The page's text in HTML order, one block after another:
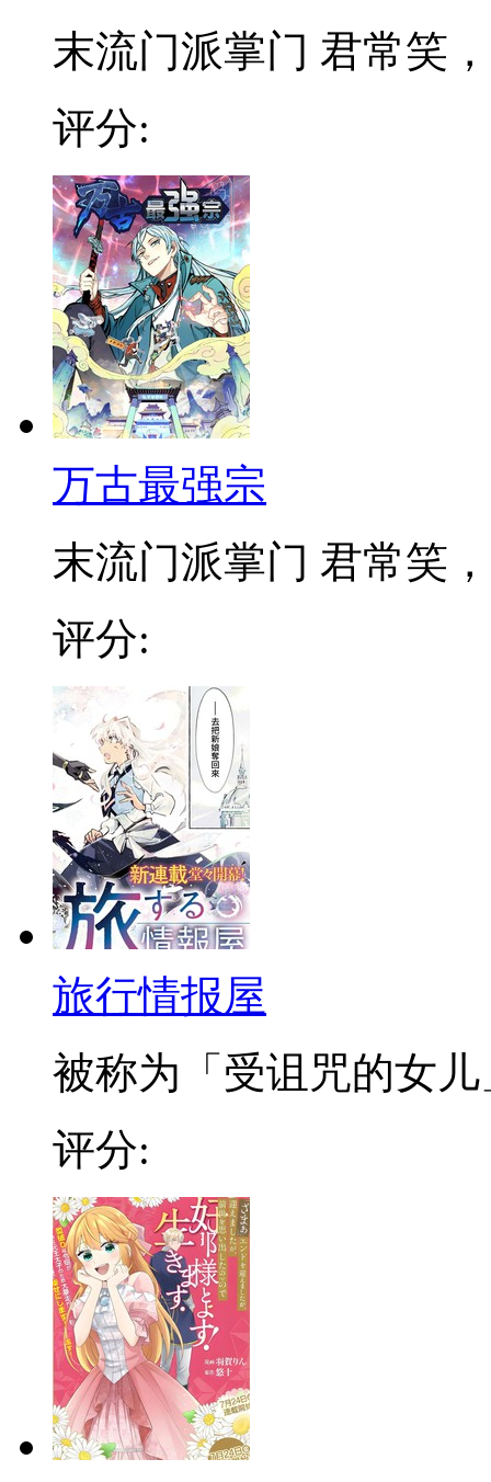
末流门派掌门 君常笑
评分:
万古最强宗
末流门派掌门 君常笑
评分:
旅行情报屋
被称为「受诅咒的女儿
评分: